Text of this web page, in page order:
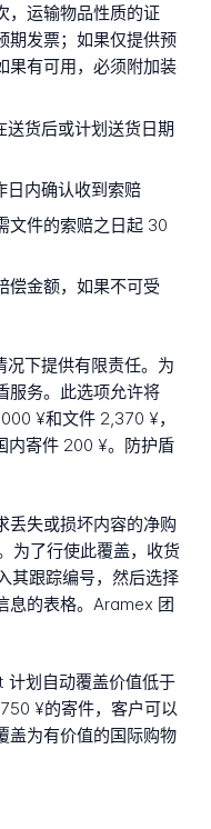
，运输物品性质的证
期发票；如果仅提供预
果有可用，必须附加装
货后或计划送货日期
日内确认收到索赔
文件的索赔之日起 30
偿金额，如果不可受
下提供有限责任。为
服务。此选项允许将
¥和文件 2,370 ¥，
内寄件 200 ¥。防护盾
丢失或损坏内容的净购
为了行使此覆盖，收货
其跟踪编号，然后选择
息的表格。Aramex 团
计划自动覆盖价值低于
¥的寄件，客户可以
盖为有价值的国际购物